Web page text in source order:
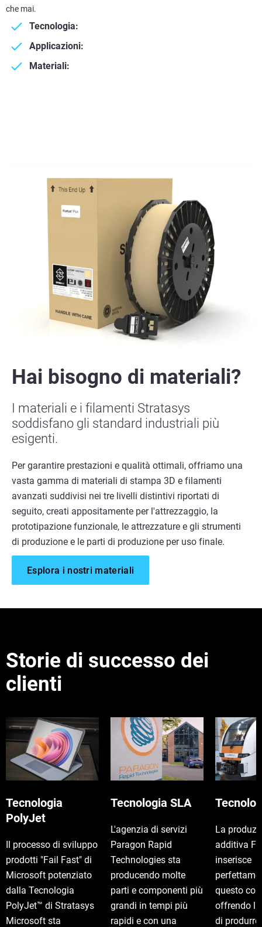
che mai.
Tecnologia:
Applicazioni:
Materiali:
Hai bisogno di materiali?
I materiali e i filamenti Stratasys
soddisfano gli standard industriali più
esigenti.
Per garantire prestazioni e qualità ottimali, offriamo una
vasta gamma di materiali di stampa 3D e filamenti
avanzati suddivisi nei tre livelli distintivi riportati di
seguito, creati appositamente per l'attrezzaggio, la
prototipazione funzionale, le attrezzature e gli strumenti
di produzione e le parti di produzione per uso finale.
Esplora i nostri materiali
Storie di successo dei
clienti
Tecnologia
PolyJet
Il processo di sviluppo
prodotti "Fail Fast" di
Microsoft potenziato
dalla Tecnologia
PolyJet™ di Stratasys
Microsoft sta
Tecnologia SLA
L'agenzia di servizi
Paragon Rapid
Technologies sta
producendo molte
parti e componenti più
grandi in tempi più
rapidi e con una
La
additiva
inserisce
questo
offrendo
di